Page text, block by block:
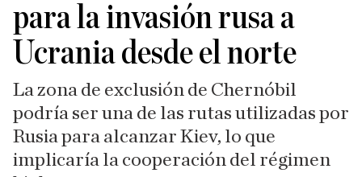
para la invasión rusa a
Ucrania desde el norte
La zona de exclusión de Chernóbil
podría ser una de las rutas utilizadas por
Rusia para alcanzar Kiev, lo que
implicaría la cooperación del régimen